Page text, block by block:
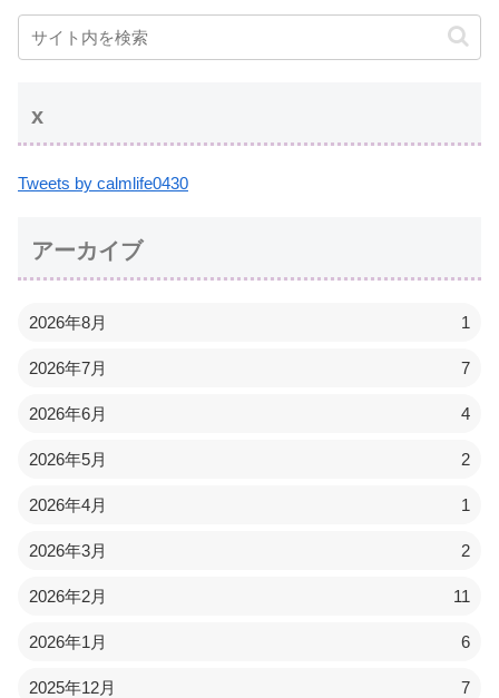
x
Tweets by calmlife0430
アーカイブ
2026年8月 1
2026年7月 7
2026年6月 4
2026年5月 2
2026年4月 1
2026年3月 2
2026年2月 11
2026年1月 6
2025年12月 7